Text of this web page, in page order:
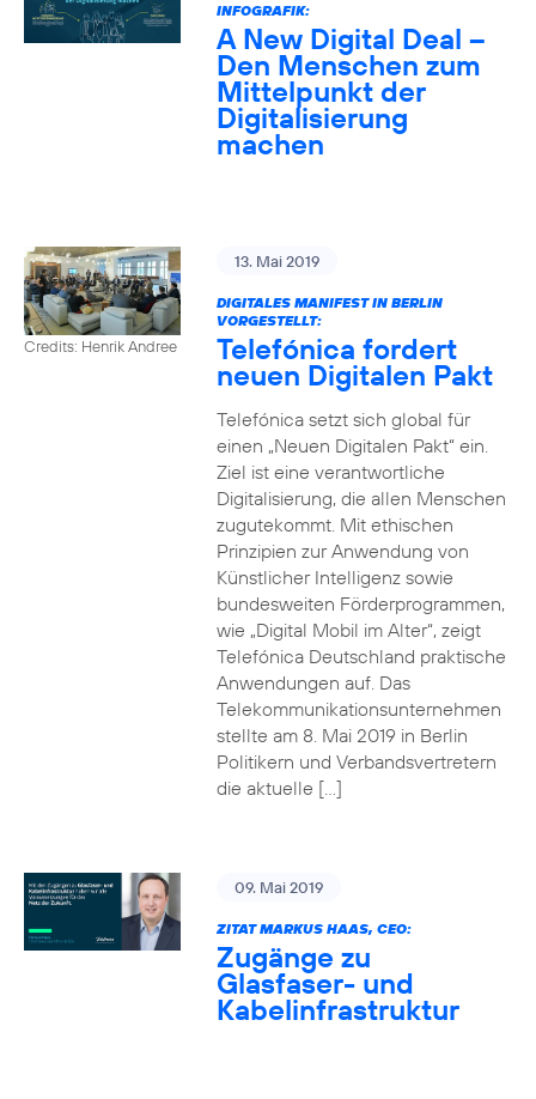
INFOGRAFIK:
A New Digital Deal –
Den Menschen zum
Mittelpunkt der
Digitalisierung
machen
Credits: Henrik Andree
13. Mai 2019
DIGITALES MANIFEST IN BERLIN
VORGESTELLT:
Telefónica fordert
neuen Digitalen Pakt
Telefónica setzt sich global für
einen „Neuen Digitalen Pakt“ ein.
Ziel ist eine verantwortliche
Digitalisierung, die allen Menschen
zugutekommt. Mit ethischen
Prinzipien zur Anwendung von
Künstlicher Intelligenz sowie
bundesweiten Förderprogrammen,
wie „Digital Mobil im Alter“, zeigt
Telefónica Deutschland praktische
Anwendungen auf. Das
Telekommunikationsunternehmen
stellte am 8. Mai 2019 in Berlin
Politikern und Verbandsvertretern
die aktuelle […]
09. Mai 2019
ZITAT MARKUS HAAS, CEO:
Zugänge zu
Glasfaser- und
Kabelinfrastruktur